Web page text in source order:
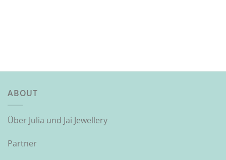
ABOUT
Über Julia und Jai Jewellery
Partner